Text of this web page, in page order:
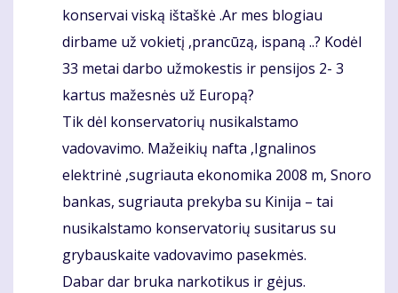
konservai viską ištaškė .Ar mes blogiau
dirbame už vokietį ,prancūzą, ispaną ..? Kodėl
33 metai darbo užmokestis ir pensijos 2- 3
kartus mažesnės už Europą?
Tik dėl konservatorių nusikalstamo
vadovavimo. Mažeikių nafta ,Ignalinos
elektrinė ,sugriauta ekonomika 2008 m, Snoro
bankas, sugriauta prekyba su Kinija – tai
nusikalstamo konservatorių susitarus su
grybauskaite vadovavimo pasekmės.
Dabar dar bruka narkotikus ir gėjus.